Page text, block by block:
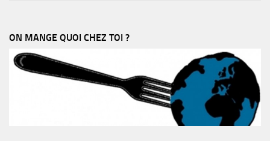
ON MANGE QUOI CHEZ TOI ?